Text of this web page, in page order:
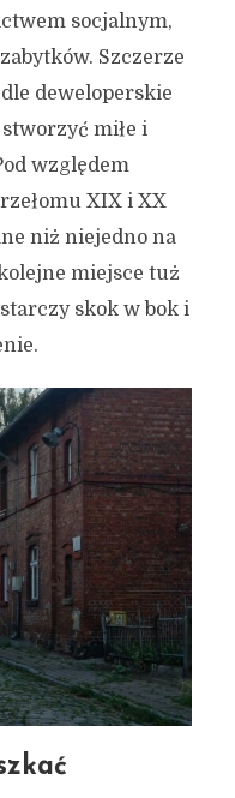
socjalnym,
Szczerze
deweloperskie
miłe i
względem
XIX i XX
niż niejedno na
miejsce tuż
skok w bok i